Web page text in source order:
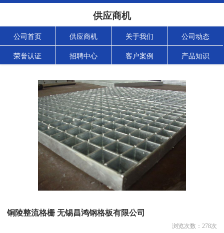
供应商机
公司首页 供应商机 关于我们 公司动态
荣誉认证 招聘中心 客户案例 产品知识
铜陵整流格栅 无锡昌鸿钢格板有限公司
浏览次数： 278次